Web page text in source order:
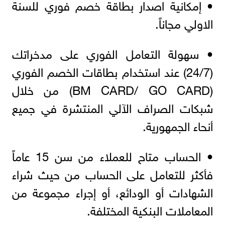
الاولي مجاناً.
• سهولة التعامل الفوري على مدخراتك
(24/7) عند استخدام بطاقات الخصم الفوري
(BM CARD/ GO CARD) من خلال
شبكات الصراف الآلي المنتشرة في جميع
أنحاء الجمهورية.
• الحساب متاح للعملاء من سن 15 عاماً
فأكثر للتعامل على الحساب من حيث شراء
الشهادات أو الودائع، أو إجراء مجموعة من
المعاملات البنكية المختلفة.